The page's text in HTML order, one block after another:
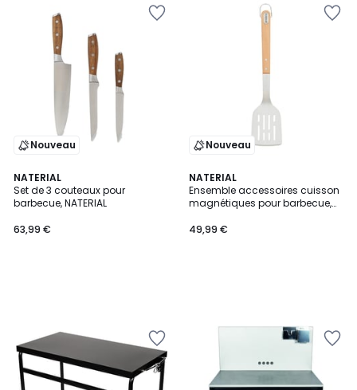
Nouveau
NATERIAL
Set de 3 couteaux pour
barbecue, NATERIAL
63,99 €
Nouveau
NATERIAL
Ensemble accessoires cuisson
magnétiques pour barbecue,
49,99 €